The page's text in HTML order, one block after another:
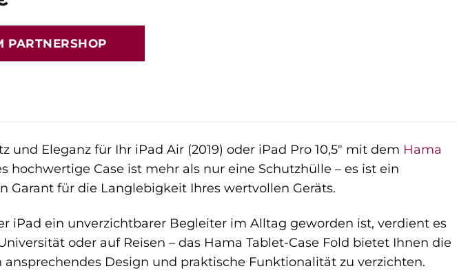
PARTNERSHOP
und Eleganz für Ihr iPad Air (2019) oder iPad Pro 10,5″ mit dem Hama
hochwertige Case ist mehr als nur eine Schutzhülle – es ist ein
Garant für die Langlebigkeit Ihres wertvollen Geräts.
iPad ein unverzichtbarer Begleiter im Alltag geworden ist, verdient es
oder auf Reisen – das Hama Tablet-Case Fold bietet Ihnen die
Design und praktische Funktionalität zu verzichten.